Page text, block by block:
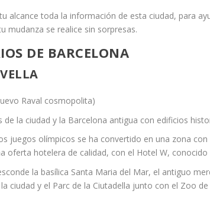
alcance toda la información de esta ciudad, para
mudanza se realice sin sorpresas.
DE BARCELONA
Raval cosmopolita)
de la ciudad y la Barcelona antigua con edificios
juegos olímpicos se ha convertido en una zona
oferta hotelera de calidad, con el Hotel W,
la basílica Santa Maria del Mar, el antiguo
ciudad y el Parc de la Ciutadella junto con el Zoo